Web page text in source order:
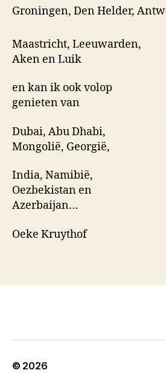
Groningen, Den Helder,
Maastricht, Leeuwarden,
Aken en Luik
en kan ik ook volop
genieten van
Dubai, Abu Dhabi,
Mongolië, Georgië,
India, Namibië,
Oezbekistan en
Azerbaijan…
Oeke Kruythof
© 2026